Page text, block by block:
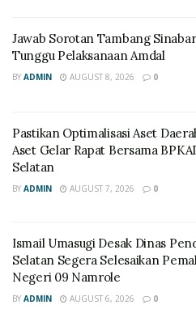
Jawab Sorotan Tambang
Tunggu Pelaksanaan Amdal
BY ADMIN AUGUST 8, 2026 0
Pastikan Optimalisasi Aset
Aset Gelar Rapat Bersama
Selatan
BY ADMIN AUGUST 7, 2026 0
Ismail Umasugi Desak Dinas
Selatan Segera Selesaikan
Negeri 09 Namrole
BY ADMIN AUGUST 6, 2026 0